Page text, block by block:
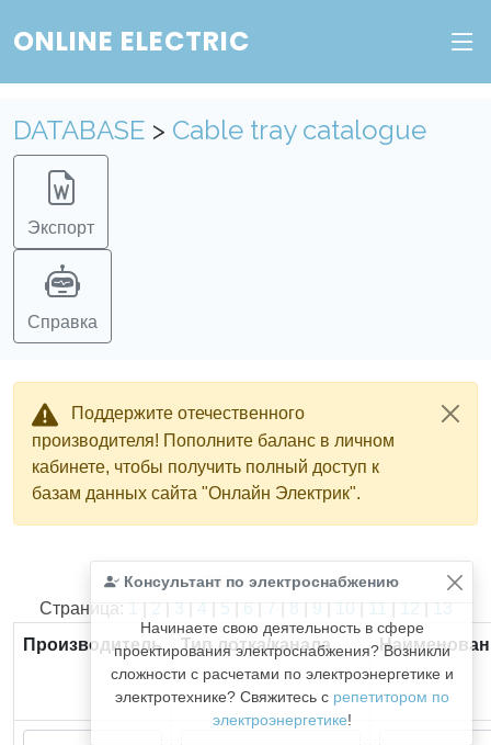
ONLINE ELECTRIC
DATABASE > Cable tray catalogue
Экспорт
Справка
Поддержите отечественного
производителя! Пополните баланс в личном
кабинете, чтобы получить полный доступ к
базам данных сайта "Онлайн Электрик".
Консультант по электроснабжению
Начинаете свою деятельность в сфере
проектирования электроснабжения? Возникли
сложности с расчетами по электроэнергетике и
электротехнике? Свяжитесь с репетитором по
электроэнергетике!
Найдено366из366записей.
Страница: 1 | 2 | 3 | 4 | 5 | 6 | 7 | 8 | 9 | 10 | 11 | 12 | 13
Производитель
Тип лотка/канала